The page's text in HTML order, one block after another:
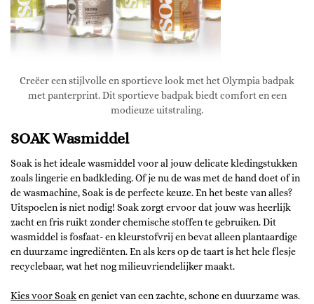
Creëer een stijlvolle en sportieve look met het Olympia badpak
met panterprint. Dit sportieve badpak biedt comfort en een
modieuze uitstraling.
SOAK Wasmiddel
Soak is het ideale wasmiddel voor al jouw delicate kledingstukken
zoals lingerie en badkleding. Of je nu de was met de hand doet of in
de wasmachine, Soak is de perfecte keuze. En het beste van alles?
Uitspoelen is niet nodig! Soak zorgt ervoor dat jouw was heerlijk
zacht en fris ruikt zonder chemische stoffen te gebruiken. Dit
wasmiddel is fosfaat- en kleurstofvrij en bevat alleen plantaardige
en duurzame ingrediënten. En als kers op de taart is het hele flesje
recyclebaar, wat het nog milieuvriendelijker maakt.
Kies voor Soaken geniet van een zachte, schone en duurzame was.